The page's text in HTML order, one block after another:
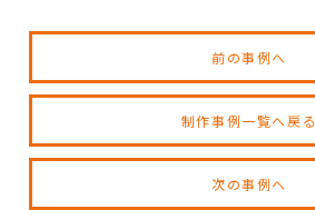
前の事例へ
制作事例一覧へ戻る
次の事例へ